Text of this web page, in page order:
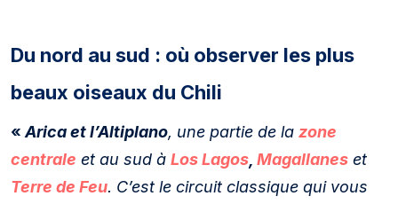
Du nord au sud : où observer les plus
beaux oiseaux du Chili
«Arica et l’Altiplano, une partie de la zone
centrale et au sud à Los Lagos, Magallanes et
Terre de Feu. C’est le circuit classique qui vous